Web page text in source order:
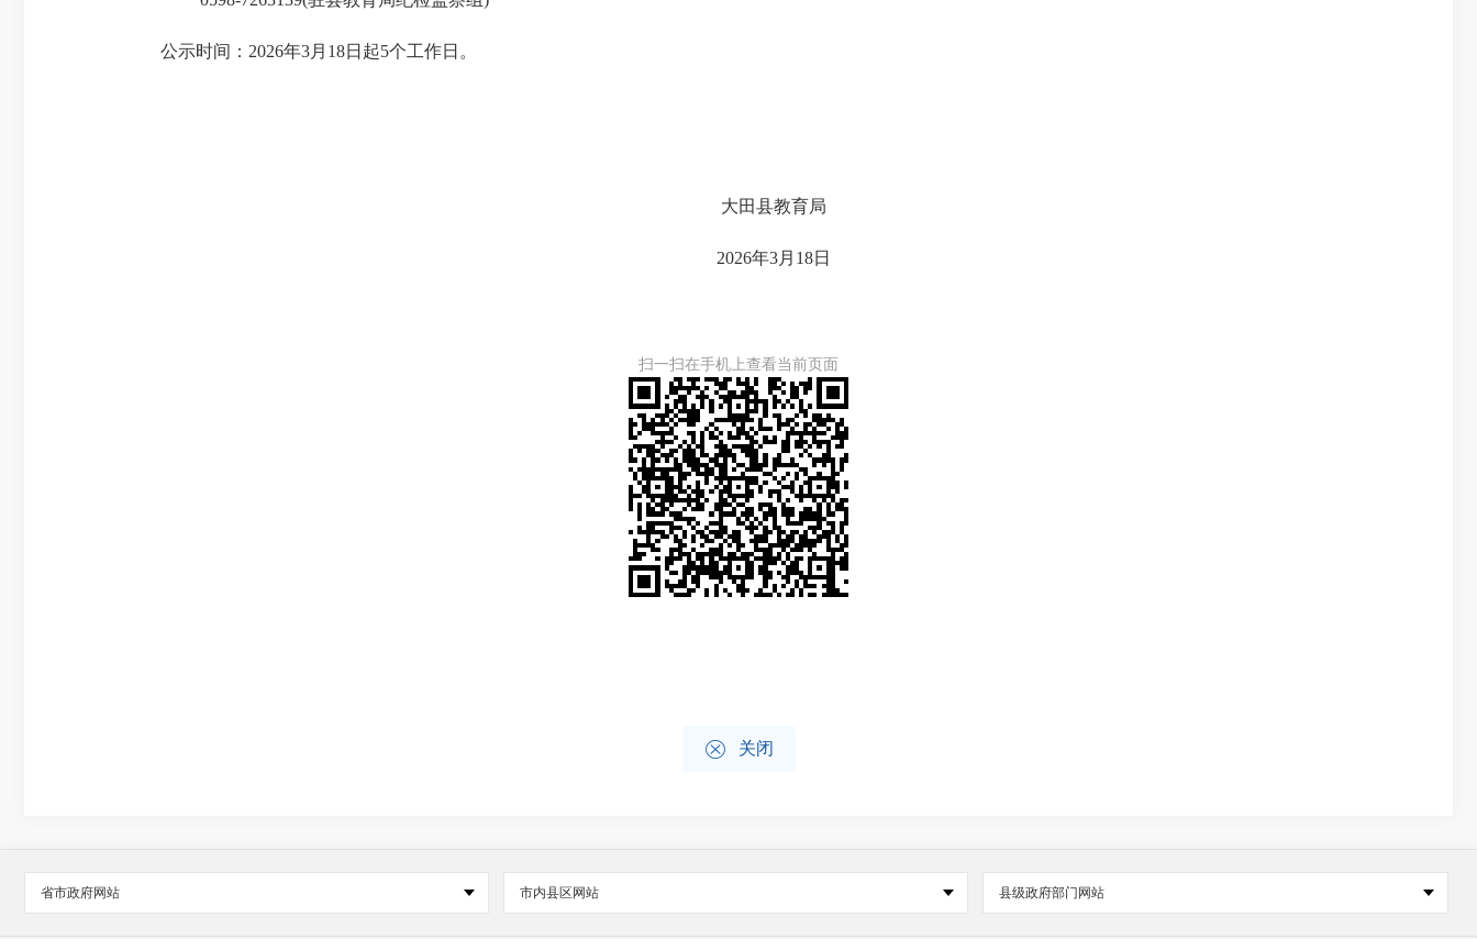
公示时间： 2026年3月 18日起5个工作日。
大田县教育局
2026年3月 18日
扫一扫在手机上查看当前页面
 关闭
省市政府网站 市内县区网站 县级政府部门网站